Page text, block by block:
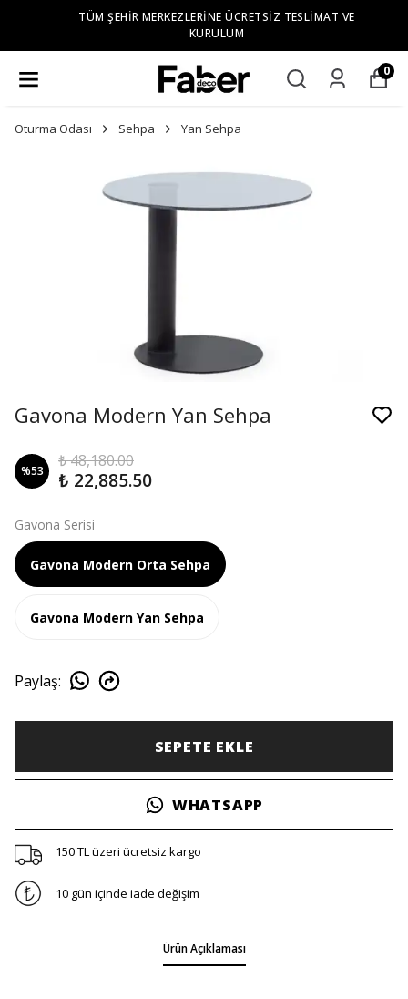
TÜM ŞEHIR MERKEZLERINE ÜCRETSIZ TESLIMAT VE
KURULUM
0
Oturma Odası Sehpa Yan Sehpa
Gavona Modern Yan Sehpa
%53
₺ 48,180.00
₺ 22,885.50
Gavona Serisi
Gavona Modern Orta Sehpa
Gavona Modern Yan Sehpa
Paylaş:
SEPETE EKLE
WHATSAPP
150 TL üzeri ücretsiz kargo
10 gün içinde iade değişim
Ürün Açıklaması